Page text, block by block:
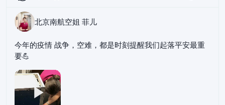
北京南航空姐 菲儿
今年的疫情 战争，空难，都是时刻提醒我们起落平安最重
要💪